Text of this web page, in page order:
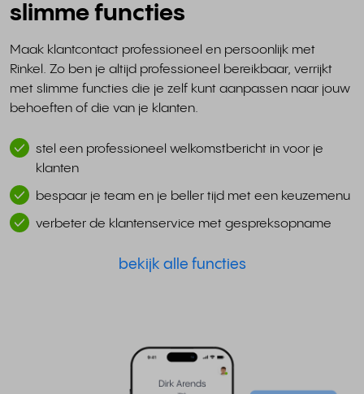
slimme functies
Maak klantcontact professioneel en persoonlijk met
Rinkel. Zo ben je altijd professioneel bereikbaar, verrijkt
met slimme functies die je zelf kunt aanpassen naar jouw
behoeften of die van je klanten.
stel een professioneel welkomstbericht in voor je
klanten
bespaar je team en je beller tijd met een keuzemenu
verbeter de klantenservice met gespreksopname
bekijk alle functies